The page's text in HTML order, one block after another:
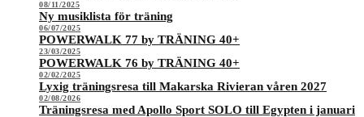
08/11/2025
Ny musiklista för träning
06/07/2025
POWERWALK 77 by TRÄNING 40+
23/03/2025
POWERWALK 76 by TRÄNING 40+
02/02/2025
Lyxig träningsresa till Makarska Rivieran våren 2027
02/08/2026
Träningsresa med Apollo Sport SOLO till Egypten i januari